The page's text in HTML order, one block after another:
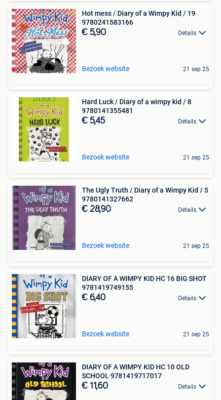
Hot mess / Diary of a Wimpy Kid / 19
9780241583166
€ 5,90 Details
Bezoek website 21 sep 25
Hard Luck / Diary of a wimpy kid / 8
9780141355481
€ 5,45 Details
Bezoek website 21 sep 25
The Ugly Truth / Diary of a Wimpy Kid / 5
9780141327662
€ 28,90 Details
Bezoek website 21 sep 25
DIARY OF A WIMPY KID HC 16 BIG SHOT
9781419749155
€ 6,40 Details
Bezoek website 21 sep 25
DIARY OF A WIMPY KID HC 10 OLD
SCHOOL 9781419717017
€ 11,60 Details